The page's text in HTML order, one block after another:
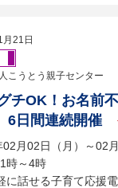
21日
こうとう親子センター
チOK！お名前
日間連続開催
月02日（月）～02
時～4時
話せる子育て応援